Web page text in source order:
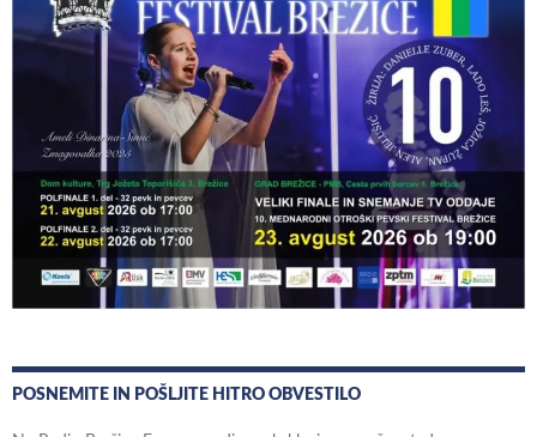
POSNEMITE IN POŠLJITE HITRO OBVESTILO